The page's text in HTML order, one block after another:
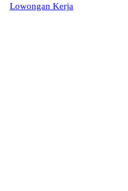
Lowongan Kerja